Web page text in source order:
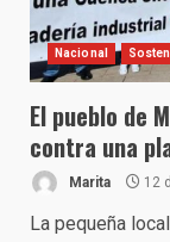
Nacional
El pueblo de
contra una
Marita 12
La pequeña